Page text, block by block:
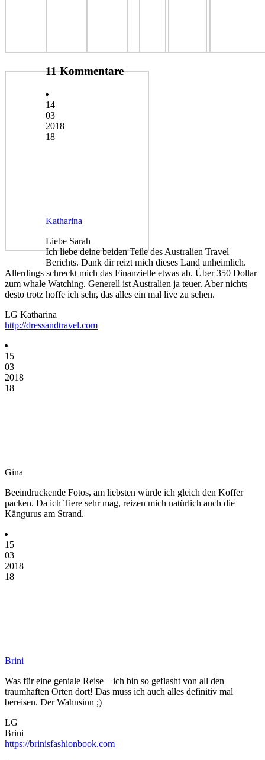
11 Kommentare
14
03
2018
18
Katharina
Liebe Sarah
Ich liebe deine beiden Teile des Australien Travel
Berichts. Dank dir reizt mich dieses Land unheimlich.
Allerdings schreckt mich das Finanzielle etwas ab. Über 350 Dollar
zum whale Watching. Generell ist Australien ja teuer. Aber nichts
desto trotz hoffe ich sehr, das alles ein mal live zu sehen.
LG Katharina
http://dressandtravel.com
15
03
2018
18
Gina
Beeindruckende Fotos, am liebsten würde ich gleich den Koffer
packen. Da ich Tiere sehr mag, reizen mich natürlich auch die
Kängurus am Strand.
15
03
2018
18
Brini
Was für eine geniale Reise – ich bin so geflasht von all den
traumhaften Orten dort! Das muss ich auch alles definitiv mal
bereisen. Der Wahnsinn ;)
LG
Brini
https://brinisfashionbook.com